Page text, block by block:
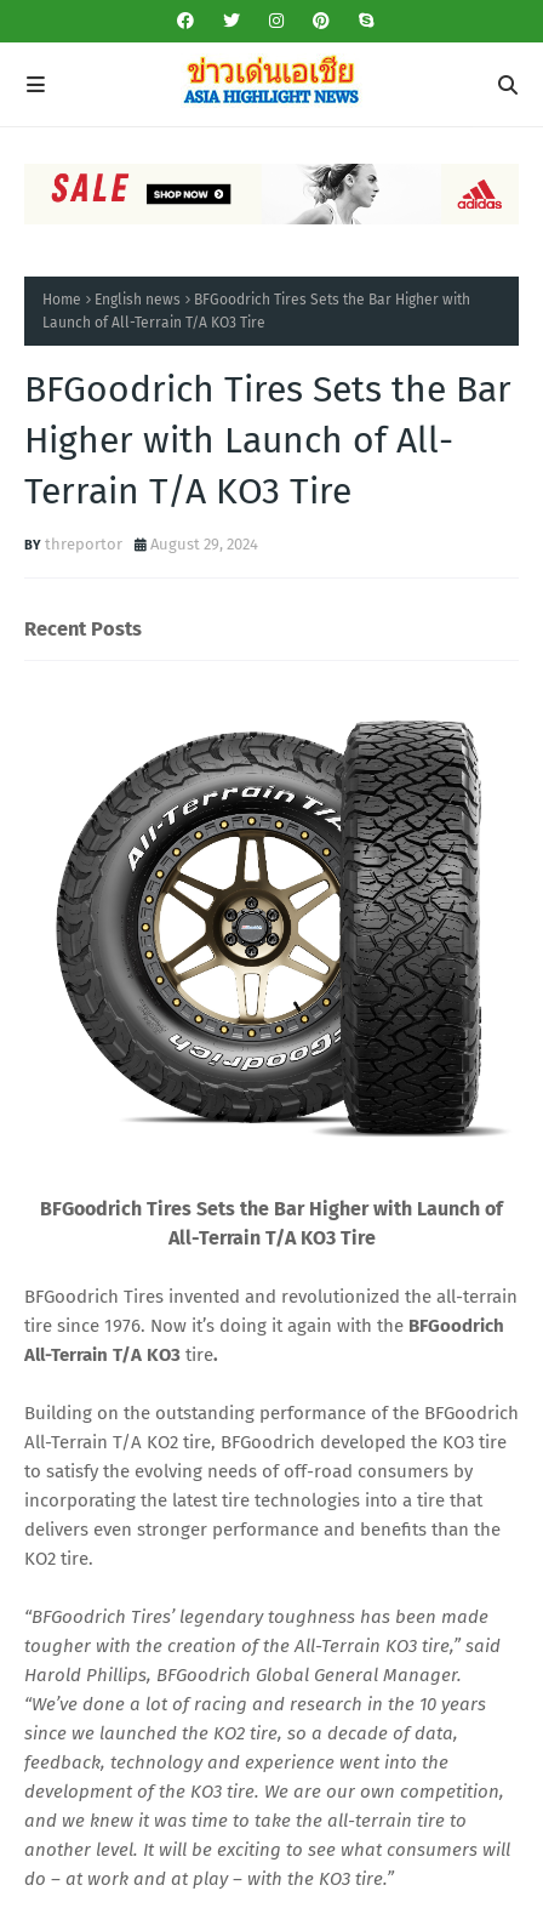
Home English news
BFGoodrich Tires Sets the Bar Higher with
Launch of All-Terrain T/A KO3 Tire
BFGoodrich Tires Sets the Bar
Higher with Launch of All-
Terrain T/A KO3 Tire
threportor August 29, 2024
Recent Posts
BFGoodrich Tires Sets the Bar Higher with Launch of
All-Terrain T/A KO3 Tire
BFGoodrich Tires invented and revolutionized the all-terrain
tire since 1976. Now it’s doing it again with the BFGoodrich
All-Terrain T/A KO3 tire.
Building on the outstanding performance of the BFGoodrich
All-Terrain T/A KO2 tire, BFGoodrich developed the KO3 tire
to satisfy the evolving needs of off-road consumers by
incorporating the latest tire technologies into a tire that
delivers even stronger performance and benefits than the
KO2 tire.
“BFGoodrich Tires’ legendary toughness has been made
tougher with the creation of the All-Terrain KO3 tire,” said
Harold Phillips, BFGoodrich Global General Manager.
“We’ve done a lot of racing and research in the 10 years
since we launched the KO2 tire, so a decade of data,
feedback, technology and experience went into the
development of the KO3 tire. We are our own competition,
and we knew it was time to take the all-terrain tire to
another level. It will be exciting to see what consumers will
do – at work and at play – with the KO3 tire.”